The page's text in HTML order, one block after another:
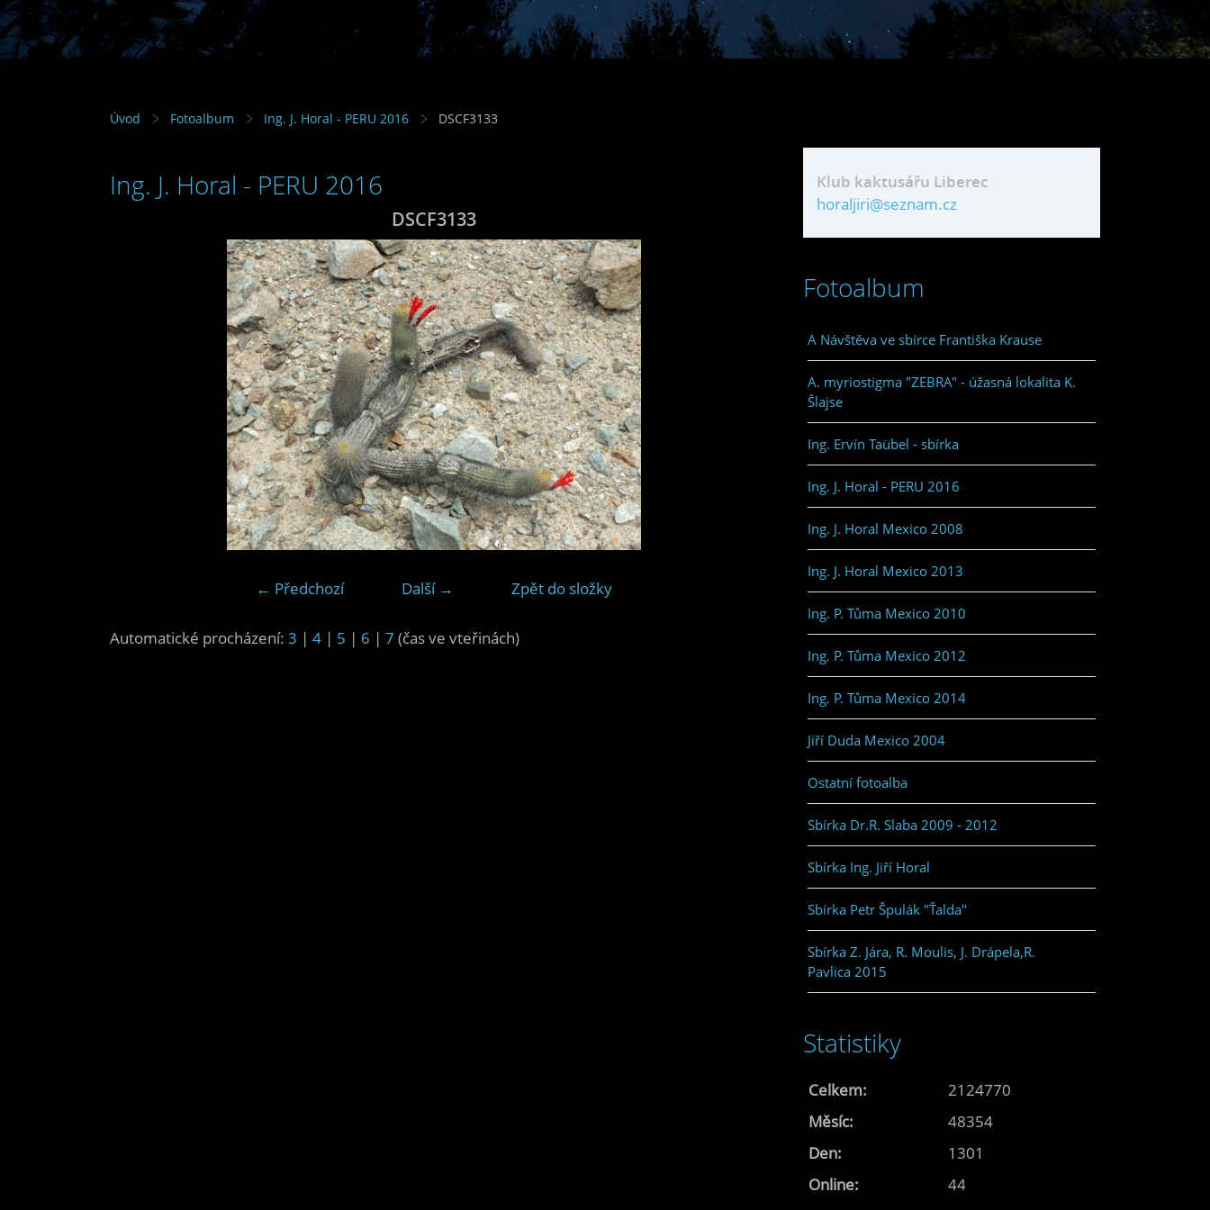
Úvod Fotoalbum Ing. J. Horal - PERU 2016 DSCF3133
Ing. J. Horal - PERU 2016
DSCF3133
← Předchozí Další → Zpět do složky
Automatické procházení: 3 | 4 | 5 | 6 | 7 (čas ve vteřinách)
Klub kaktusářu Liberec
horaljiri@seznam.cz
Fotoalbum
A Návštěva ve sbírce Františka Krause
A. myriostigma "ZEBRA" - úžasná lokalita K.
Šlajse
Ing. Ervín Taübel - sbírka
Ing. J. Horal - PERU 2016
Ing. J. Horal Mexico 2008
Ing. J. Horal Mexico 2013
Ing. P. Tůma Mexico 2010
Ing. P. Tůma Mexico 2012
Ing. P. Tůma Mexico 2014
Jiří Duda Mexico 2004
Ostatní fotoalba
Sbírka Dr.R. Slaba 2009 - 2012
Sbírka Ing. Jiří Horal
Sbírka Petr Špulák "Ťalda"
Sbírka Z. Jára, R. Moulis, J. Drápela,R.
Pavlica 2015
Statistiky
Online: 44
Celkem:
2124770
Měsíc:
48354
Den:
1301